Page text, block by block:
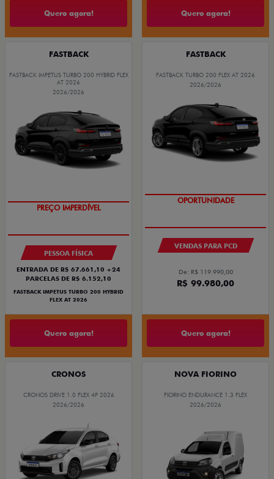
Quero agora! Quero agora!
FASTBACK
FASTBACK IMPETUS TURBO 200 HYBRID FLEX
AT 2026
2026/2026
PESSOA FÍSICA
ENTRADA DE R$ 67.661,10 +24
PARCELAS DE R$ 6.152,10
FASTBACK IMPETUS TURBO 200 HYBRID
FLEX AT 2026
Quero agora!
FASTBACK
FASTBACK TURBO 200 FLEX AT 2026
2026/2026
OPORTUNIDADE
VENDAS PARA PCD
De: R$ 119.990,00
R$ 99.980,00
Quero agora!
CRONOS
CRONOS DRIVE 1.0 FLEX 4P 2026
2026/2026
NOVA FIORINO
FIORINO ENDURANCE 1.3 FLEX
2026/2026